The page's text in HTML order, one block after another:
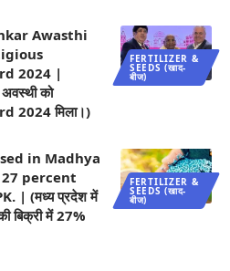
FERTILIZER &
SEEDS (खाद-
बीज)
Awasthi
2024 |
को
2024 मिला।)
FERTILIZER &
SEEDS (खाद-
बीज)
in Madhya
percent
| (मध्य प्रदेश में
बिक्री में 27%